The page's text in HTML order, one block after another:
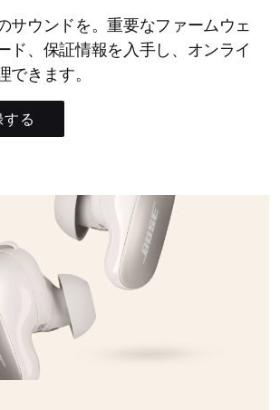
サウンドを。重要なファームウェ
ド、保証情報を入手し、オンライ
できます。
る